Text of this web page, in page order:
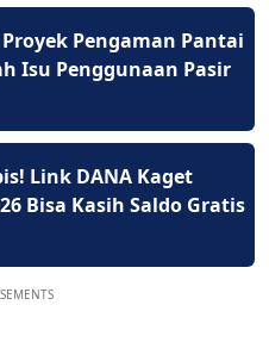
Pengaman Pantai
Isu Penggunaan Pasir
Link DANA Kaget
Bisa Kasih Saldo Gratis